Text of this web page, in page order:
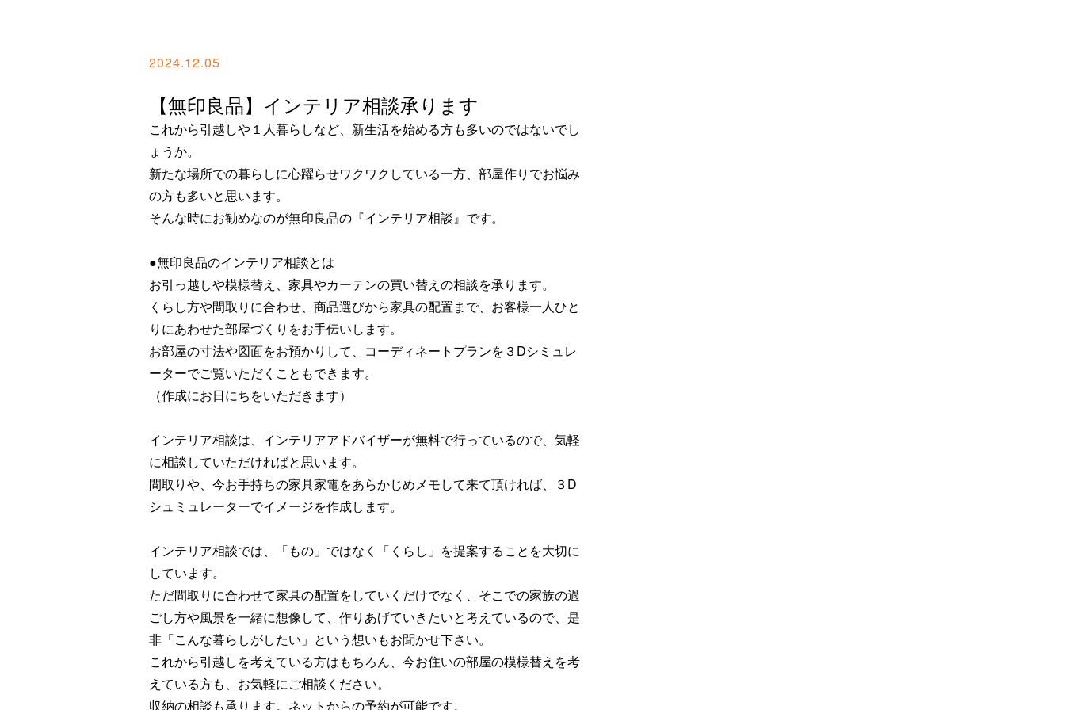
2024.12.05
【無印良品】インテリア相談承ります
これから引越しや１人暮らしなど、新生活を始める方も多いのではないでし
ょうか。
新たな場所での暮らしに心躍らせワクワクしている一方、部屋作りでお悩み
の方も多いと思います。
そんな時にお勧めなのが無印良品の『インテリア相談』です。
●無印良品のインテリア相談とは
お引っ越しや模様替え、家具やカーテンの買い替えの相談を承ります。
くらし方や間取りに合わせ、商品選びから家具の配置まで、お客様一人ひと
りにあわせた部屋づくりをお手伝いします。
お部屋の寸法や図面をお預かりして、コーディネートプランを３Dシミュレ
ーターでご覧いただくこともできます。
（作成にお日にちをいただきます）
インテリア相談は、インテリアアドバイザーが無料で行っているので、気軽
に相談していただければと思います。
間取りや、今お手持ちの家具家電をあらかじめメモして来て頂ければ、３D
シュミュレーターでイメージを作成します。
インテリア相談では、「もの」ではなく「くらし」を提案することを大切に
しています。
ただ間取りに合わせて家具の配置をしていくだけでなく、そこでの家族の過
ごし方や風景を一緒に想像して、作りあげていきたいと考えているので、是
非「こんな暮らしがしたい」という想いもお聞かせ下さい。
これから引越しを考えている方はもちろん、今お住いの部屋の模様替えを考
えている方も、お気軽にご相談ください。
収納の相談も承ります。ネットからの予約が可能です。